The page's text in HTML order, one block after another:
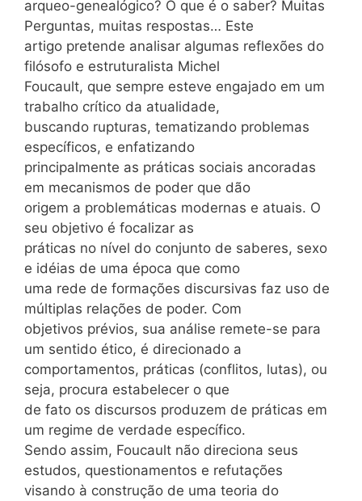
arqueo-genealógico? O que é o saber? Muitas
Perguntas, muitas respostas… Este
artigo pretende analisar algumas reflexões do
filósofo e estruturalista Michel
Foucault, que sempre esteve engajado em um
trabalho crítico da atualidade,
buscando rupturas, tematizando problemas
específicos, e enfatizando
principalmente as práticas sociais ancoradas
em mecanismos de poder que dão
origem a problemáticas modernas e atuais. O
seu objetivo é focalizar as
práticas no nível do conjunto de saberes, sexo
e idéias de uma época que como
uma rede de formações discursivas faz uso de
múltiplas relações de poder. Com
objetivos prévios, sua análise remete-se para
um sentido ético, é direcionado a
comportamentos, práticas (conflitos, lutas), ou
seja, procura estabelecer o que
de fato os discursos produzem de práticas em
um regime de verdade específico.
Sendo assim, Foucault não direciona seus
estudos, questionamentos e refutações
visando à construção de uma teoria do